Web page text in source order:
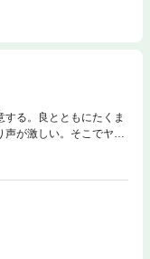
る。良とともにたくま
声が激しい。そこでヤマ